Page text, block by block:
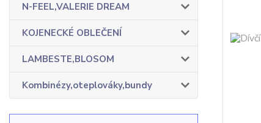
N-FEEL,VALERIE DREAM
KOJENECKÉ OBLEČENÍ
LAMBESTE,BLOSOM
Kombinézy,oteplováky,bundy